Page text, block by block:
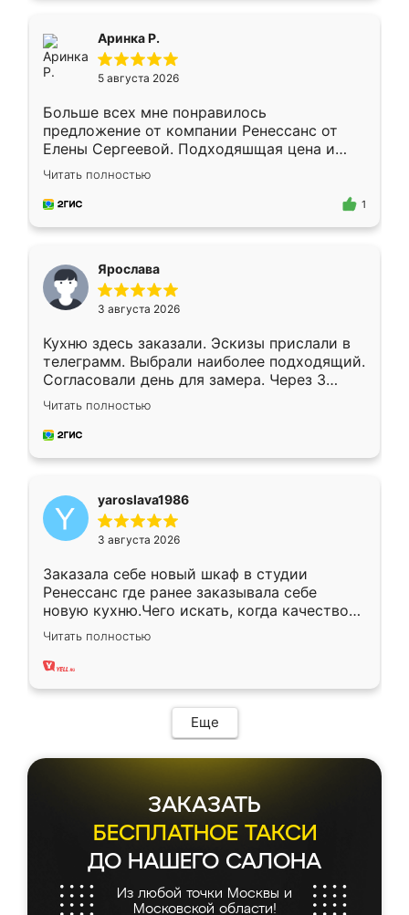
Аринка Р.
5 августа 2026
Больше всех мне понравилось
предложение от компании Ренессанс от
Елены Сергеевой. Подходяшщая цена и
короткие сроки изготовления. Приехавший
для замера сотрудник Владислав
предложил по моему эскизу самый
Читать полностью
1
Ярослава
3 августа 2026
Кухню здесь заказали. Эскизы прислали в
телеграмм. Выбрали наиболее подходящий.
Согласовали день для замера. Через 3
недели кухня была уже готова. Остались
довольны работой. Спасибо Ренессанс
мебель за качественную работу!
Читать полностью
yaroslava1986
3 августа 2026
Заказала себе новый шкаф в студии
Ренессанс где ранее заказывала себе
новую кухню.Чего искать, когда качеством
вполне довольна. Служит кухня уже почти
два года, нареканий нет.
Читать полностью
Еще
ЗАКАЗАТЬ
БЕСПЛАТНОЕ ТАКСИ
ДО НАШЕГО САЛОНА
Из любой точки Москвы и
Московской области!